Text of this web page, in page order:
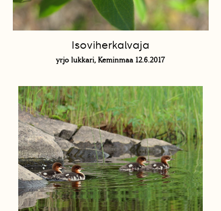
Isoviherkalvaja
yrjo lukkari, Keminmaa 12.6.2017